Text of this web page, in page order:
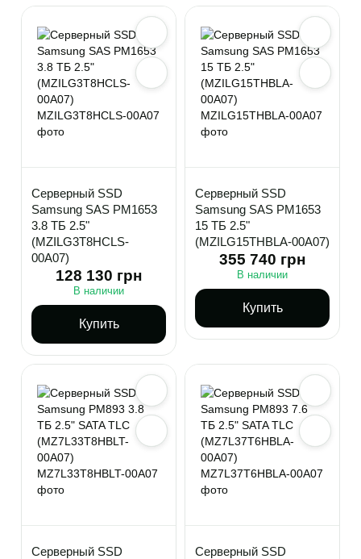
Серверный SSD
Samsung SAS PM1653
3.8 ТБ 2.5"
(MZILG3T8HCLS-
00A07)
128 130 грн
В наличии
Купить
Серверный SSD
Samsung SAS PM1653
15 ТБ 2.5"
(MZILG15THBLA-00A07)
355 740 грн
В наличии
Купить
Серверный SSD
Серверный SSD